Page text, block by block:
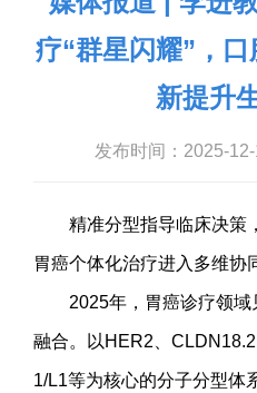
疗“群星闪耀”，
新提升
发布时间：2025-
精准分型指导临床决策
胃癌个体化治疗进入多维协
2025年，胃癌诊疗领域
融合。以HER2、
1/L1等为核心的分子分型体